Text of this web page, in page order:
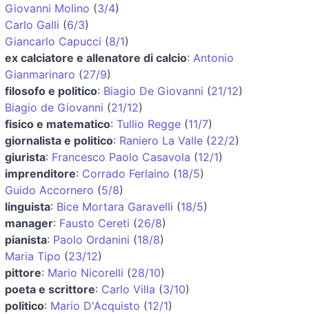
Giovanni Molino (3/4)
Carlo Galli (6/3)
Giancarlo Capucci (8/1)
ex calciatore e allenatore di calcio: Antonio
Gianmarinaro (27/9)
filosofo e politico: Biagio De Giovanni (21/12)
Biagio de Giovanni (21/12)
fisico e matematico: Tullio Regge (11/7)
giornalista e politico: Raniero La Valle (22/2)
giurista: Francesco Paolo Casavola (12/1)
imprenditore: Corrado Ferlaino (18/5)
Guido Accornero (5/8)
linguista: Bice Mortara Garavelli (18/5)
manager: Fausto Cereti (26/8)
pianista: Paolo Ordanini (18/8)
Maria Tipo (23/12)
pittore: Mario Nicorelli (28/10)
poeta e scrittore: Carlo Villa (3/10)
politico: Mario D'Acquisto (12/1)